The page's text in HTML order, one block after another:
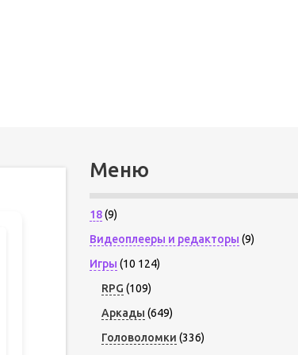
Меню
18(9)
Видеоплееры и редакторы (9)
Игры (10 124)
RPG (109)
Аркады (649)
Головоломки (336)